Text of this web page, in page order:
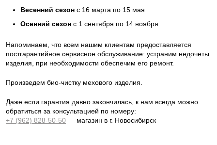
Весенний сезон с 16 марта по 15 мая
Осенний сезон с 1 сентября по 14 ноября
Напоминаем, что всем нашим клиентам предоставляется
постгарантийное сервисное обслуживание: устраним недочеты
изделия, при необходимости обеспечим его ремонт.
Произведем био-чистку мехового изделия.
Даже если гарантия давно закончилась, к нам всегда можно
обратиться за консультацией по номеру:
+7 (962) 828-50-50 — магазин в г. Новосибирск